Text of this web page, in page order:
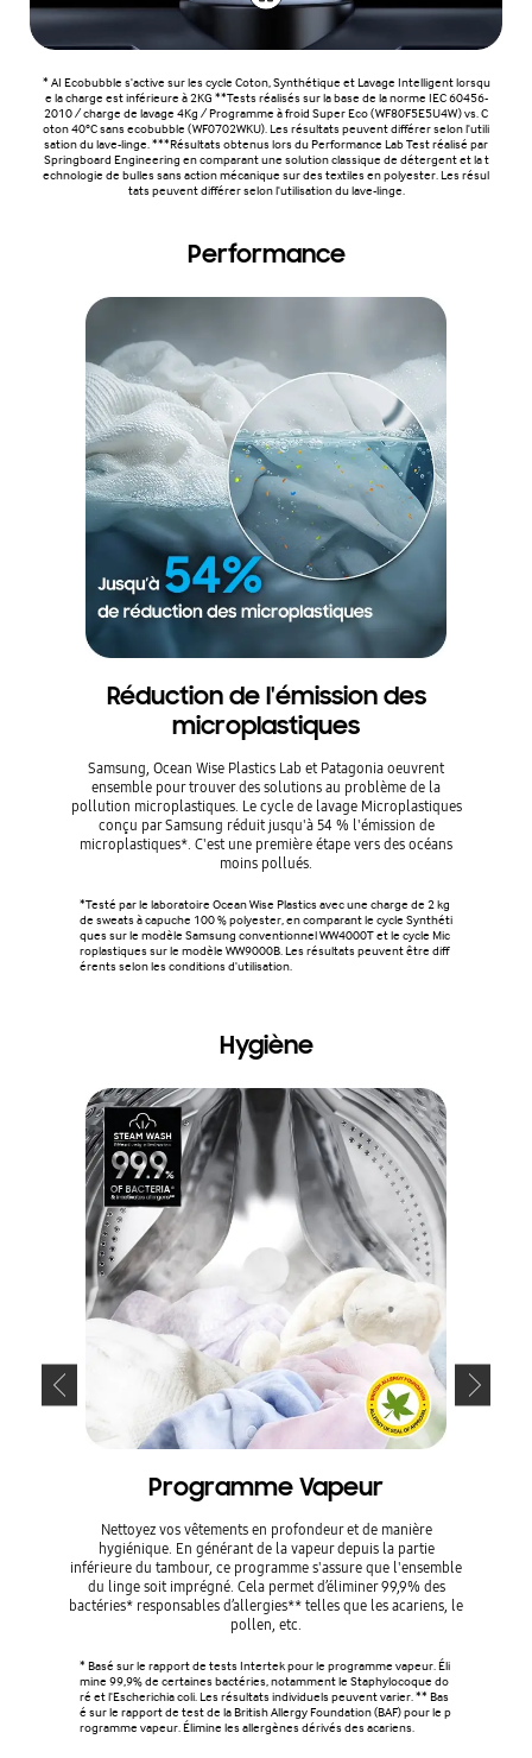
* AI Ecobubble s'active sur les cycle Coton, Synthétique et Lavage Intelligent lorsqu
e la charge est inférieure à 2KG **Tests réalisés sur la base de la norme IEC 60456-
2010 / charge de lavage 4Kg / Programme à froid Super Eco (WF80F5E5U4W) vs. C
oton 40°C sans ecobubble (WF0702WKU). Les résultats peuvent différer selon l'utili
sation du lave-linge. ***Résultats obtenus lors du Performance Lab Test réalisé par
Springboard Engineering en comparant une solution classique de détergent et la t
echnologie de bulles sans action mécanique sur des textiles en polyester. Les résul
tats peuvent différer selon l'utilisation du lave-linge.
Performance
Réduction de l'émission des
microplastiques
Samsung, Ocean Wise Plastics Lab et Patagonia oeuvrent
ensemble pour trouver des solutions au problème de la
pollution microplastiques. Le cycle de lavage Microplastiques
conçu par Samsung réduit jusqu'à 54 % l'émission de
microplastiques*. C'est une première étape vers des océans
moins pollués.
*Testé par le laboratoire Ocean Wise Plastics avec une charge de 2 kg
de sweats à capuche 100 % polyester, en comparant le cycle Synthéti
ques sur le modèle Samsung conventionnel WW4000T et le cycle Mic
roplastiques sur le modèle WW9000B. Les résultats peuvent être diff
érents selon les conditions d'utilisation.
Hygiène
Programme Vapeur
Nettoyez vos vêtements en profondeur et de manière
hygiénique. En générant de la vapeur depuis la partie
inférieure du tambour, ce programme s'assure que l'ensemble
du linge soit imprégné. Cela permet d’éliminer 99,9% des
bactéries* responsables d’allergies** telles que les acariens, le
pollen, etc.
* Basé sur le rapport de tests Intertek pour le programme vapeur. Éli
mine 99,9% de certaines bactéries, notamment le Staphylocoque do
ré et l'Escherichia coli. Les résultats individuels peuvent varier. ** Bas
é sur le rapport de test de la British Allergy Foundation (BAF) pour le p
rogramme vapeur. Élimine les allergènes dérivés des acariens.